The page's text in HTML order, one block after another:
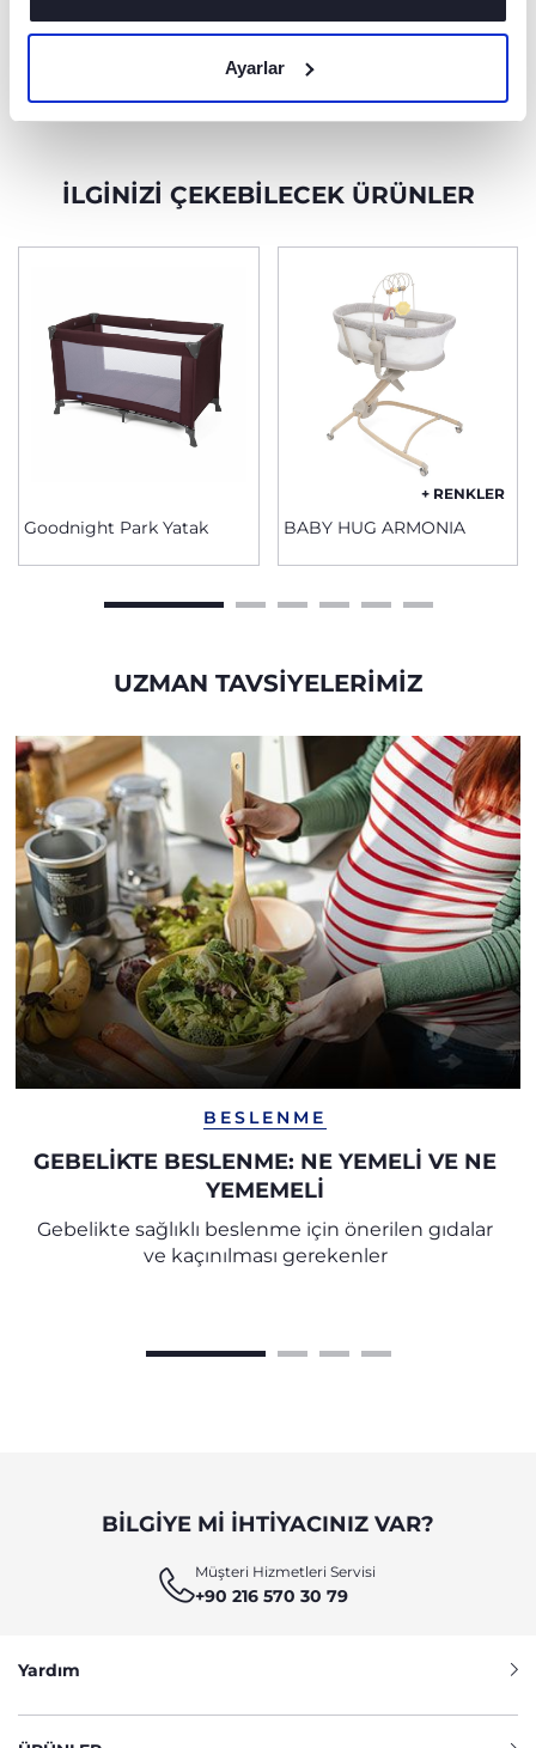
Ayarlar
DAHA FAZLA KEŞFET
İLGINIZI ÇEKEBILECEK ÜRÜNLER
Goodnight Park Yatak
+ RENKLER
BABY HUG ARMONIA
UZMAN TAVSIYELERIMIZ
BESLENME
GEBELIKTE BESLENME: NE YEMELI VE NE
YEMEMELI
Gebelikte sağlıklı beslenme için önerilen gıdalar
ve kaçınılması gerekenler
BILGIYE MI IHTIYACINIZ VAR?
Müşteri Hizmetleri Servisi
+90 216 570 30 79
Yardım